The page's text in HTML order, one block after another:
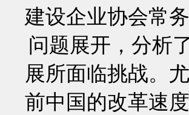
建设企业协会常
问题展开，分析
展所面临挑战。
前中国的改革速